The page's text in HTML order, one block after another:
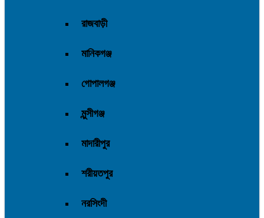
রাজবাড়ী
মানিকগঞ্জ
গোপালগঞ্জ
মুন্সীগঞ্জ
মাদারীপুর
শরীয়তপুর
নরসিংদী